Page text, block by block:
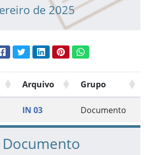
de 2025
conteúdo:
FacebookTwitterLinkedInPinterestWhatsApp
Arquivo Grupo
IN 03 Documento